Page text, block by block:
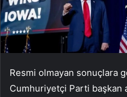
Resmi olmayan sonuçlara
Cumhuriyetçi Parti başkan